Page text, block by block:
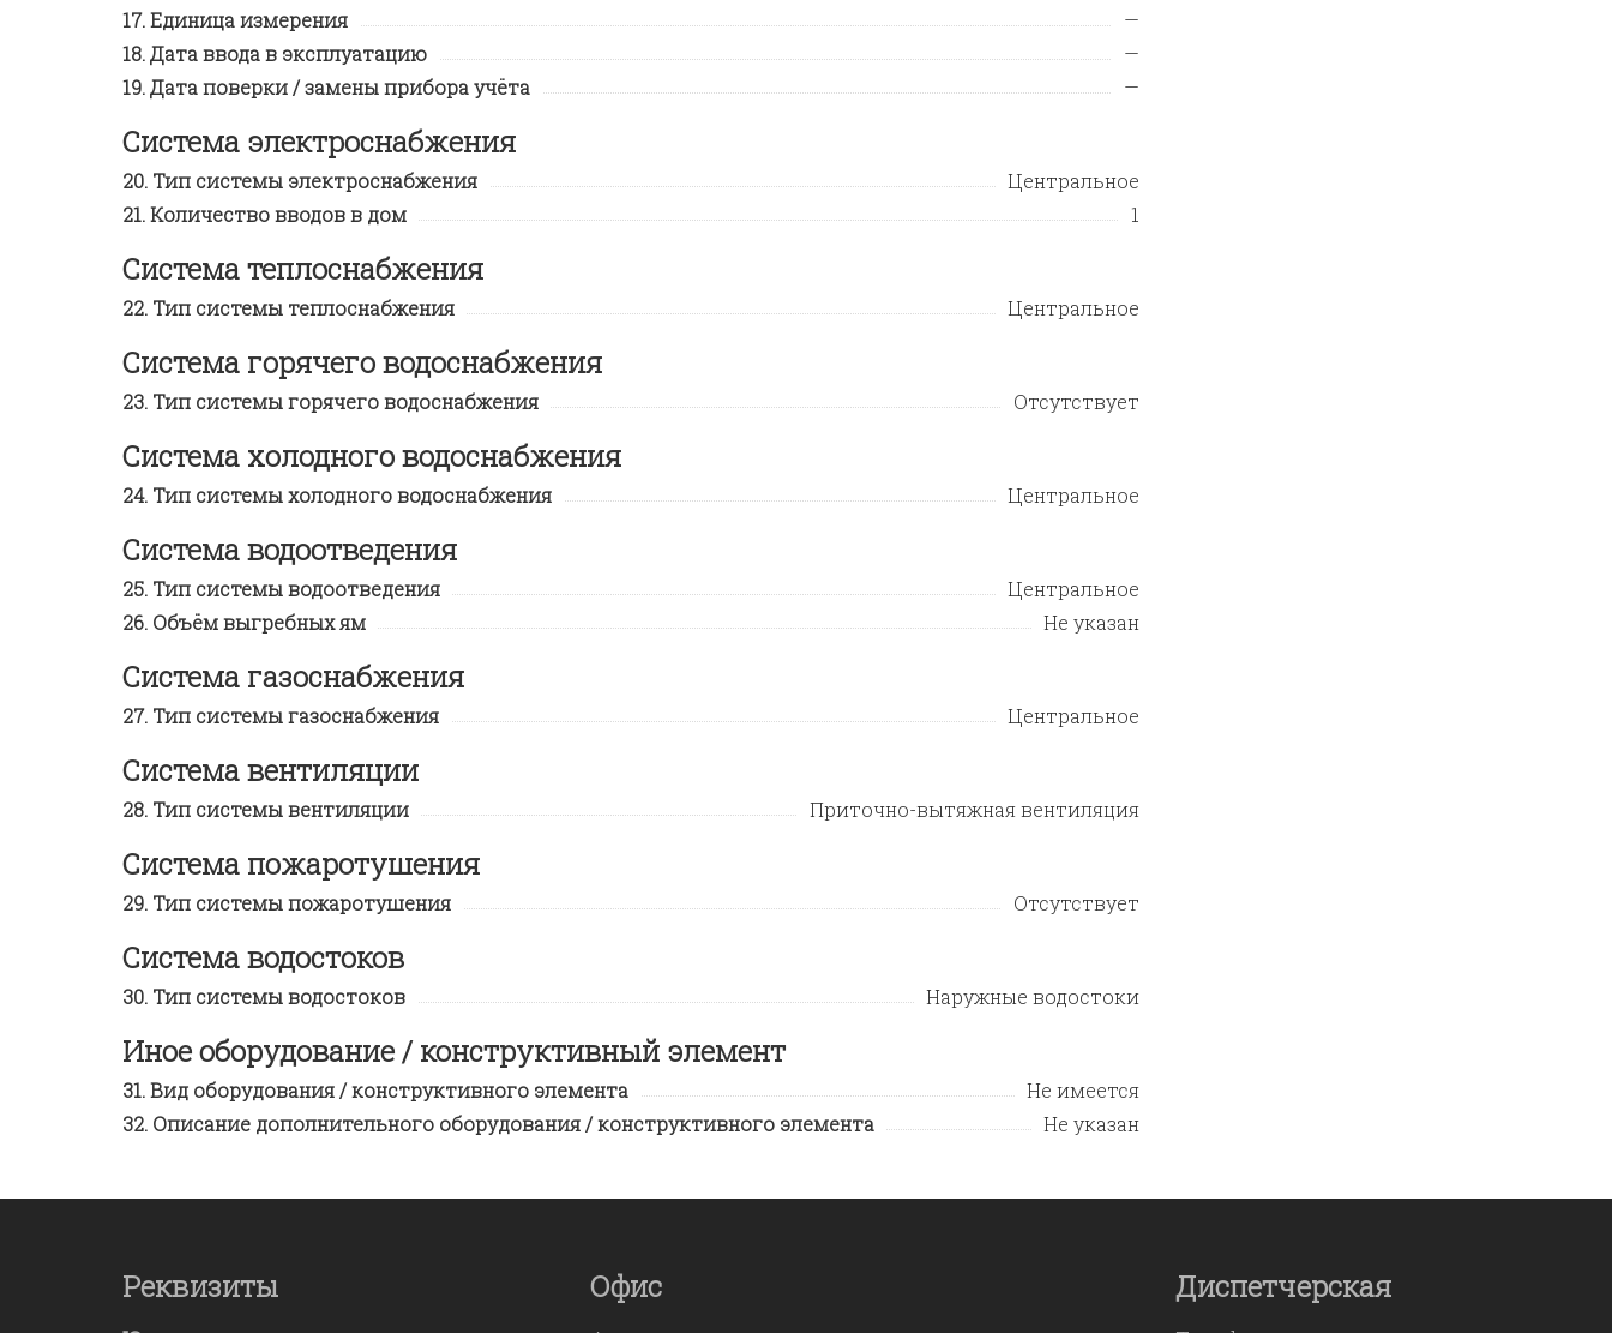
Единица измерения
—
Дата ввода в эксплуатацию
—
Дата поверки / замены прибора учёта
—
Система электроснабжения
Тип системы электроснабжения
Центральное
Количество вводов в дом
1
Система теплоснабжения
Тип системы теплоснабжения Центральное
Система горячего водоснабжения
Тип системы горячего водоснабжения Отсутствует
Система холодного водоснабжения
Тип системы холодного водоснабжения Центральное
Система водоотведения
Тип системы водоотведения
Центральное
Объём выгребных ям
Не указан
Система газоснабжения
Тип системы газоснабжения Центральное
Система вентиляции
Тип системы вентиляции Приточно-вытяжная вентиляция
Система пожаротушения
Тип системы пожаротушения Отсутствует
Система водостоков
Тип системы водостоков Наружные водостоки
Иное оборудование / конструктивный элемент
Вид оборудования / конструктивного элемента
Не имеется
Описание дополнительного оборудования / конструктивного элемента
Не указан
Реквизиты Офис Диспетчерская